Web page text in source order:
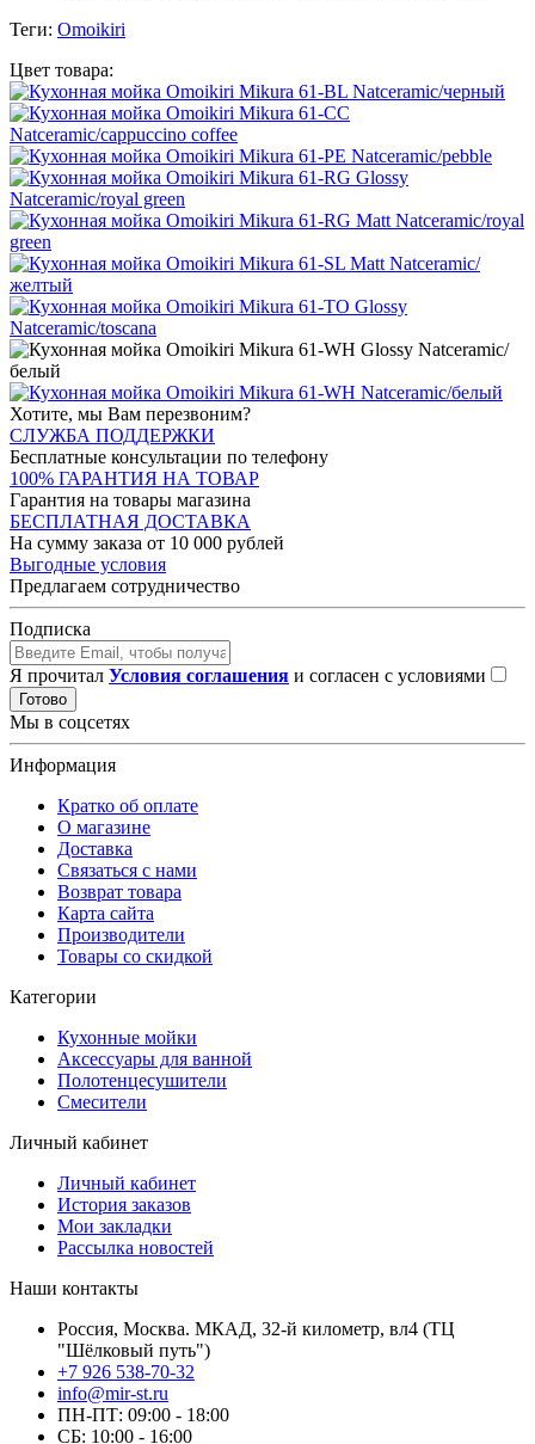
Теги: Omoikiri
Цвет товара:
Хотите, мы Вам перезвоним?
СЛУЖБА ПОДДЕРЖКИ
Бесплатные консультации по телефону
100% ГАРАНТИЯ НА ТОВАР
Гарантия на товары магазина
БЕСПЛАТНАЯ ДОСТАВКА
На сумму заказа от 10 000 рублей
Выгодные условия
Предлагаем сотрудничество
Подписка
Я прочитал Условия соглашения и согласен с условиями
Готово
Мы в соцсетях
Информация
Кратко об оплате
О магазине
Доставка
Связаться с нами
Возврат товара
Карта сайта
Производители
Товары со скидкой
Категории
Кухонные мойки
Аксессуары для ванной
Полотенцесушители
Смесители
Личный кабинет
Личный кабинет
История заказов
Мои закладки
Рассылка новостей
Наши контакты
Россия, Москва. МКАД, 32-й километр, вл4 (ТЦ
"Шёлковый путь")
+7 926 538-70-32
info@mir-st.ru
ПН-ПТ: 09:00 - 18:00
СБ: 10:00 - 16:00